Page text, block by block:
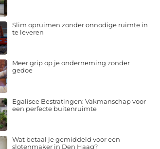
Slim opruimen zonder onnodige ruimte in
te leveren
Meer grip op je onderneming zonder
gedoe
Egalisee Bestratingen: Vakmanschap voor
een perfecte buitenruimte
Wat betaal je gemiddeld voor een
slotenmaker in Den Haag?